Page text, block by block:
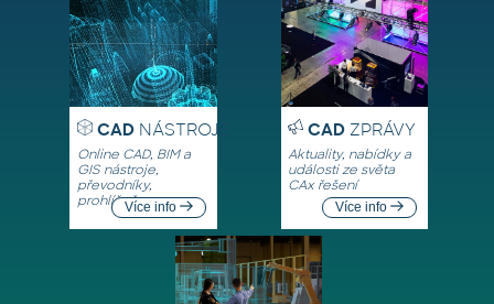
CADNÁSTROJE
Online CAD, BIM a
GIS nástroje,
převodníky,
prohlížečeVíce info
CADZPRÁVY
Aktuality, nabídky a
události ze světa
CAx řešení
Více info